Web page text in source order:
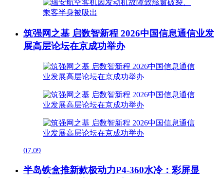
筑强网之基 启数智新程 2026中国信息通信业发
展高层论坛在京成功举办
07.09
半岛铁盒推新款极动力P4-360水冷：彩屏显